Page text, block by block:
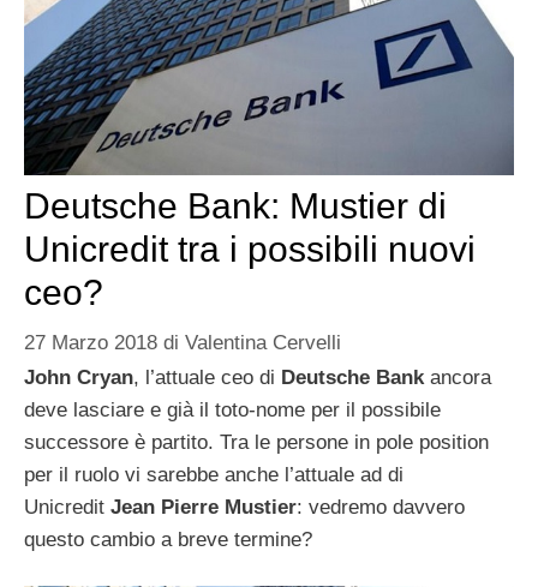
Deutsche Bank: Mustier di
Unicredit tra i possibili nuovi
ceo?
27 Marzo 2018 di Valentina Cervelli
John Cryan, l’attuale ceo di Deutsche Bank ancora
deve lasciare e già il toto-nome per il possibile
successore è partito. Tra le persone in pole position
per il ruolo vi sarebbe anche l’attuale ad di
Unicredit Jean Pierre Mustier: vedremo davvero
questo cambio a breve termine?